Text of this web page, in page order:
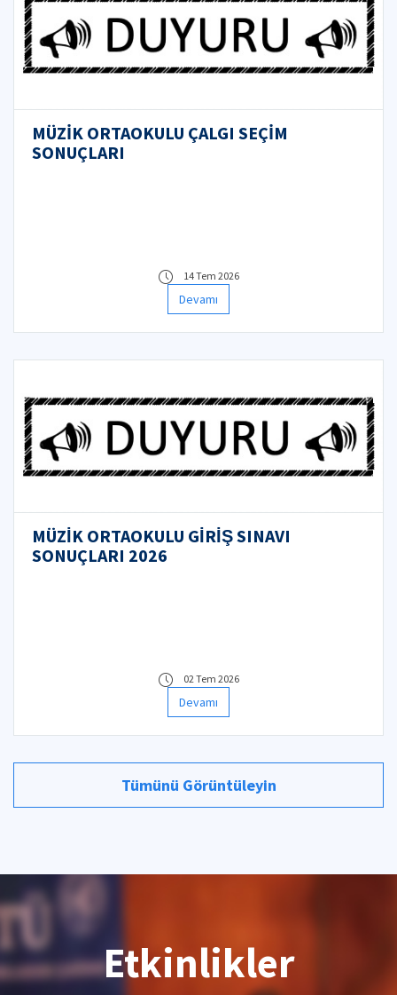
MÜZİK ORTAOKULU ÇALGI SEÇİM
SONUÇLARI
14 Tem 2026
Devamı
MÜZİK ORTAOKULU GİRİŞ SINAVI
SONUÇLARI 2026
02 Tem 2026
Devamı
Tümünü Görüntüleyin
Etkinlikler